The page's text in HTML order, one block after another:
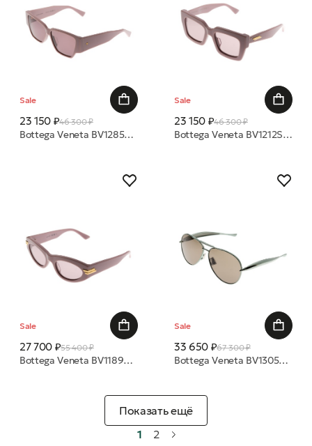
Sale
23 150 ₽46 300 ₽
Bottega Veneta BV1285S 004 57 очки с/з
Sale
23 150 ₽46 300 ₽
Bottega Veneta BV1212S 006 52 очки с/з
Sale
27 700 ₽55 400 ₽
Bottega Veneta BV1189S 006 53 очки с/з
Sale
33 650 ₽67 300 ₽
Bottega Veneta BV1305S 006 64 очки с/з
Показать ещё
1
2